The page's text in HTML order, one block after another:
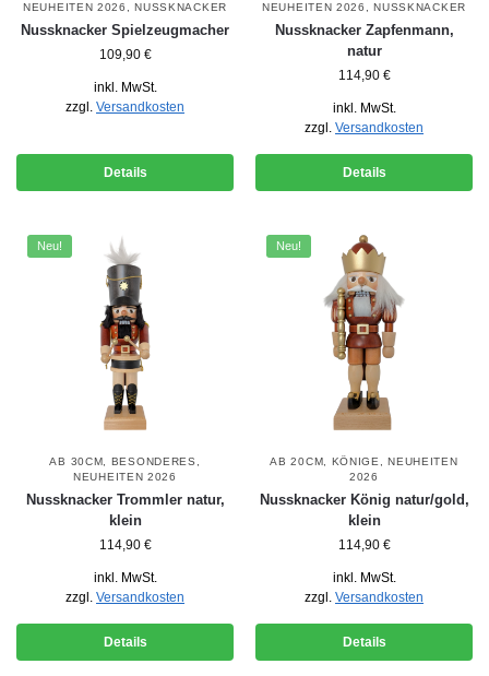
NEUHEITEN 2026
,NUSSKNACKER
Nussknacker Spielzeugmacher
109,90 €
inkl. MwSt.
zzgl. Versandkosten
Details
NEUHEITEN 2026
,NUSSKNACKER
Nussknacker Zapfenmann,
natur
114,90 €
inkl. MwSt.
zzgl. Versandkosten
Details
Neu!
AB 30CM BESONDERES
NEUHEITEN 2026
Nussknacker Trommler natur,
klein
114,90 €
inkl. MwSt.
zzgl. Versandkosten
Details
Neu!
AB 20CM KÖNIGE ,NEUHEITEN
2026
Nussknacker König natur/gold,
klein
114,90 €
inkl. MwSt.
zzgl. Versandkosten
Details